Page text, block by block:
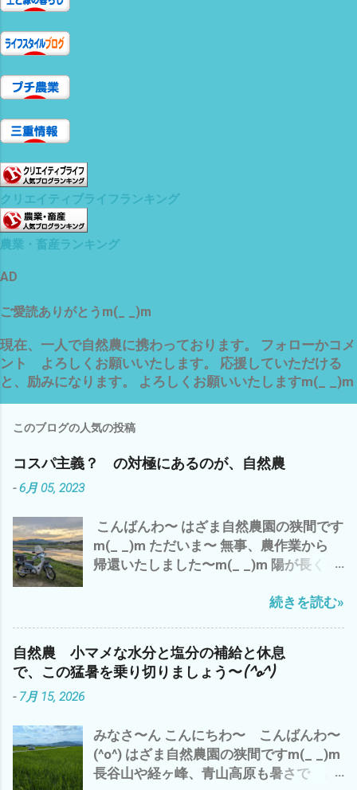
クリエイティブライフランキング
農業・畜産ランキング
AD
ご愛読ありがとうm(_ _)m
現在、一人で自然農に携わっております。 フォローかコメ
ント よろしくお願いいたします。 応援していただける
と、励みになります。 よろしくお願いいたしますm(_ _)m
このブログの人気の投稿
コスパ主義？ の対極にあるのが、自然農
-6月 05, 2023
こんばんわ〜 はざま自然農園の狭間です
m(_ _)m ただいま〜 無事、農作業から
帰還いたしました〜m(_ _)m 陽が長くな
(・∀・) でも、 空気は、少し重く お天気
大人になりたいか？ 子供のまま のほ
うがイイのか？ - 6月 04, 2023 午後から
の誘導や補修など ジャンボニンニク も、
一部 収穫 これは、来年の種芋に^^; や
っぱ、 夕方になると、 藪蚊が〜(*´ω｀*)
続きを読む»
自然農 小マメな水分と塩分の補給と休息
で、この猛暑を乗り切りましょう〜(^o^)
- 7月 15, 2026
みなさ〜ん こんにちわ〜 こんばんわ〜
(^o^) はざま自然農園の狭間ですm(_ _)m
長谷山や経ヶ峰、青山高原も暑さで ど